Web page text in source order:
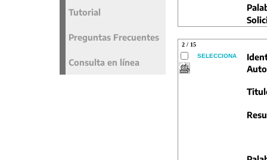
Tutorial
Preguntas Frecuentes
Consulta en línea
2 / 15
SELECCIONA